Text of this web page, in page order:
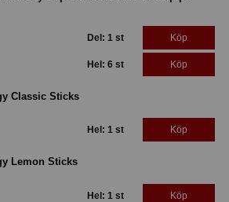
Del: 1 st Köp
Hel: 6 st Köp
Classic Sticks
Hel: 1 st Köp
Lemon Sticks
Hel: 1 st Köp